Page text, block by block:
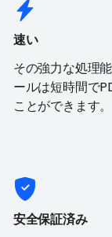
速い
その強力な処理
ールは短時間で
ことができます。
安全保証済み